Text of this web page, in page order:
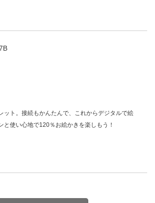
ト。接続もかんたんで、これからデジタルで絵
使い心地で120％お絵かきを楽しもう！